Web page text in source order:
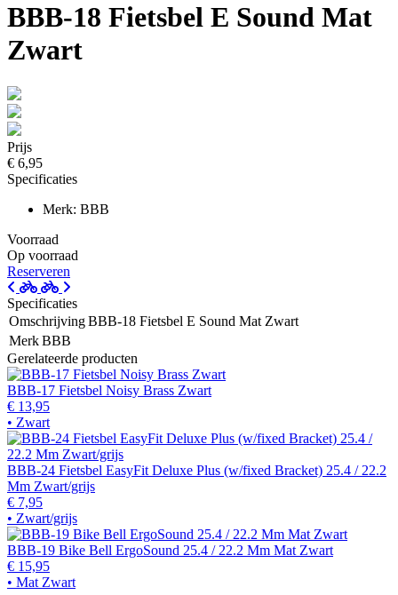
BBB-18 Fietsbel E Sound Mat
Zwart
Prijs
€ 6,95
Specificaties
Merk: BBB
Voorraad
Op voorraad
Reserveren
Specificaties
OmschrijvingBBB-18 Fietsbel E Sound Mat Zwart
MerkBBB
Gerelateerde producten
BBB-17 Fietsbel Noisy Brass Zwart
€ 13,95
• Zwart
BBB-24 Fietsbel EasyFit Deluxe Plus (w/fixed Bracket) 25.4 / 22.2
Mm Zwart/grijs
€ 7,95
• Zwart/grijs
BBB-19 Bike Bell ErgoSound 25.4 / 22.2 Mm Mat Zwart
€ 15,95
• Mat Zwart